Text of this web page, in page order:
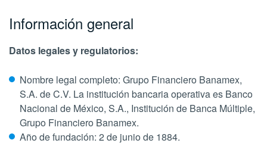
Información general
Datos legales y regulatorios:
Nombre legal completo: Grupo Financiero Banamex,
S.A. de C.V. La institución bancaria operativa es Banco
Nacional de México, S.A., Institución de Banca Múltiple,
Grupo Financiero Banamex.
Año de fundación: 2 de junio de 1884.